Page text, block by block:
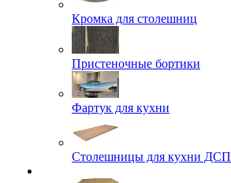
Кромка для столешниц
Пристеночные бортики
Фартук для кухни
Столешницы для кухни ДСП